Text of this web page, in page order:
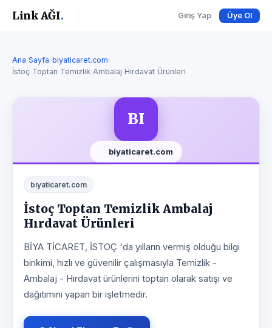
Link AĞI. Giriş Yap Üye Ol
Ana Sayfa›biyaticaret.com›
İstoç Toptan Temizlik Ambalaj Hırdavat Ürünleri
BI
biyaticaret.com
biyaticaret.com
İstoç Toptan Temizlik Ambalaj
Hırdavat Ürünleri
BİYA TİCARET, İSTOÇ 'da yılların vermiş olduğu bilgi
birikimi, hızlı ve güvenilir çalışmasıyla Temizlik -
Ambalaj - Hırdavat ürünlerini toptan olarak satışı ve
dağıtımını yapan bir işletmedir.